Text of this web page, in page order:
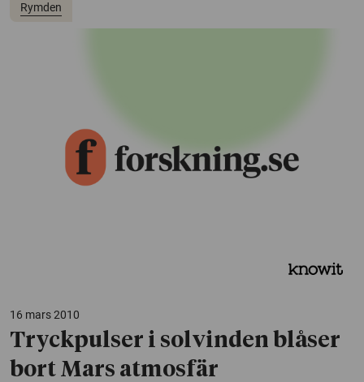
Rymden
16 mars 2010
Tryckpulser i solvinden blåser
bort Mars atmosfär